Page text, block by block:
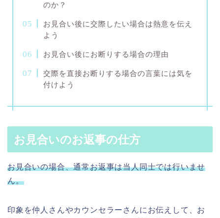
のか？
お見合い後に交際したい場合は熱意を伝え
よう
お見合い後にお断りする場合の理由
交際を直接お断りする場合の言葉には気を
付けよう
お見合いのお返事の仕方
お見合いの場合、通常お返事は当人同士では行いませ
ん。
印象を仲人さんやカウンセラーさんにお伝えして、お